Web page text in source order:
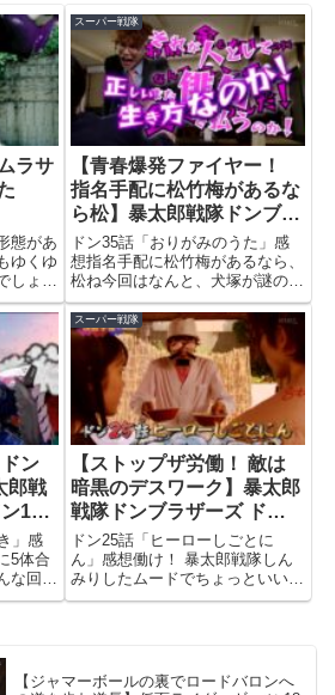
ラサ
態があ
ゆくゆ
しょ
ボサメ
ロボ
ーの体
ただけ
当にシ
スーパー戦隊
【青春爆発ファイヤー！
指名手配に松竹梅があるな
ら松】暴太郎戦隊ドンブラ
ザーズ ドン35話
ドン35話「おりがみのうた」感
想指名手配に松竹梅があるなら、
松ね今回はなんと、犬塚が謎の空
間に捕まって、獣人が犬塚をコピ
ーしてしまうという超重要エピソ
ード。まぁ、その重要な部分はラ
ストの5分くらいで、それ以外は
雉野が猿原をバカにしてたりと
か...
ン
郎戦
12
」感
5体合
な回で
べき強
であれ
も一
スーパー戦隊
【ストップザ労働！ 敵は
暗黒のデスワーク】暴太郎
戦隊ドンブラザーズ ドン
25話
ドン25話「ヒーローしごとに
ん」感想働け！ 暴太郎戦隊しん
みりしたムードでちょっといい話
風（あくまで風）だった前回から
野の事情を誤解したタロウによっ
【ジャマーボールの裏でロードバロンへ